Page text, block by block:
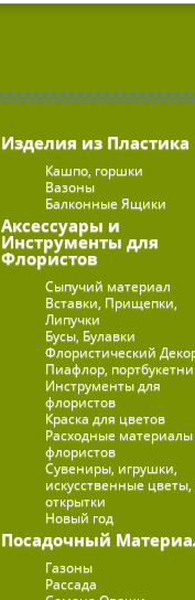
Изделия из Пластика
Кашпо, горшки
Вазоны
Балконные Ящики
Аксессуары и
Инструменты для
Флористов
Сыпучий материал
Вставки, Прищепки,
Липучки
Бусы, Булавки
Флористический
Пиафлор,
Инструменты для
флористов
Краска для цветов
Расходные
флористов
Сувениры, игрушки,
искусственные цветы,
открытки
Новый год
Посадочный
Газоны
Рассада